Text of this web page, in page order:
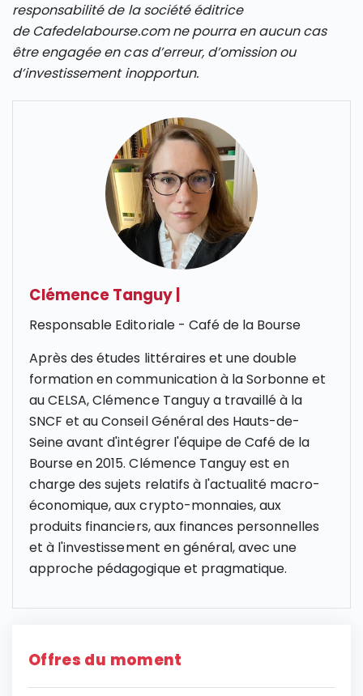
responsabilité de la société éditrice
de Cafedelabourse.com ne pourra en aucun cas
être engagée en cas d’erreur, d’omission ou
d’investissement inopportun.
Clémence Tanguy
Responsable Editoriale - Café de la Bourse
Après des études littéraires et une double
formation en communication à la Sorbonne et
au CELSA, Clémence Tanguy a travaillé à la
SNCF et au Conseil Général des Hauts-de-
Seine avant d'intégrer l'équipe de Café de la
Bourse en 2015. Clémence Tanguy est en
charge des sujets relatifs à l'actualité macro-
économique, aux crypto-monnaies, aux
produits financiers, aux finances personnelles
et à l'investissement en général, avec une
approche pédagogique et pragmatique.
Offres du moment